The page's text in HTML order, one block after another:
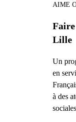
Lille
Un
en
à des
AIME